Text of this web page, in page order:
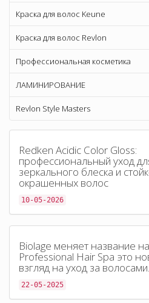
Краска для волос Keune
Краска для волос Revlon
Профессиональная косметика
ЛАМИНИРОВАНИЕ
Revlon Style Masters
Redken Acidic Color Gloss:
профессиональный уход
зеркального блеска и
окрашенных волос
10-05-2026
Biolage меняет название
Professional Hair Spa это
взгляд на уход за волосами.
22-05-2025